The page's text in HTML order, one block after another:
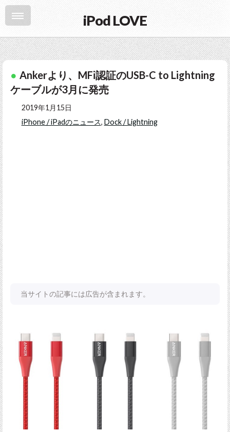
iPod LOVE
Ankerより、MFi認証のUSB-C to Lightning
ケーブルが3月に発売
2019年1月15日
iPhone / iPadのニュース, Dock / Lightning
当サイトの記事には広告が含まれます。